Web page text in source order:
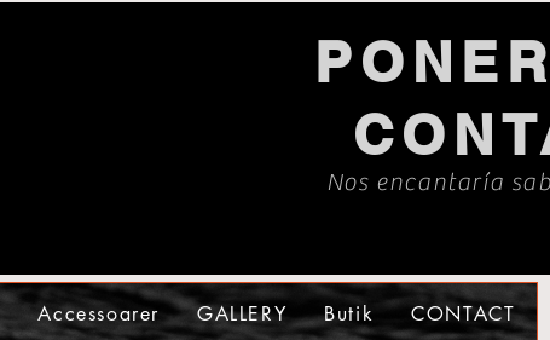
Nos encantaría
Accessoarer GALLERY Butik CONTACT